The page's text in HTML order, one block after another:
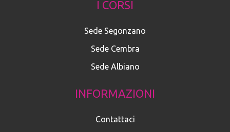
I CORSI
Sede Segonzano
Sede Cembra
Sede Albiano
INFORMAZIONI
Contattaci